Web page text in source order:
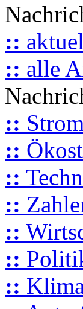
::
:: alle
::
::
::
::
::
::
::